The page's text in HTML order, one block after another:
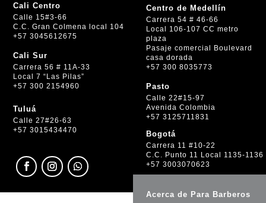
Cali Centro
Calle 15#3-66
C.C. Gran Colmena local 104
+57 3045612675
Cali Sur
Carrera 56 # 11A-33
Local 7 “Las Pilas”
+57 300 2154960
Tuluá
Calle 27#26-63
+57 3015434470
Centro de Medellín
Carrera 54 # 46-66
Local 106-107 CC metro
plaza
Pasaje comercial Boulevard
casa dorada
+57 300 8035773
Pasto
Calle 22#15-97
Avenida Colombia
+57 3125711831
Bogotá
Carrera 11 #10-22
C.C. Punto 11 Local 1135-1136
+57 3003070623
Acerca de Para Barberos